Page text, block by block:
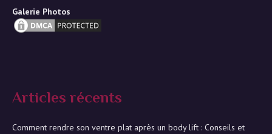
Galerie Photos
Articles récents
Comment rendre son ventre plat après un body lift : Conseils et